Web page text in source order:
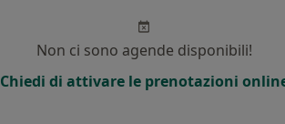
Non ci sono agende disponibili!
Chiedi di attivare le prenotazioni